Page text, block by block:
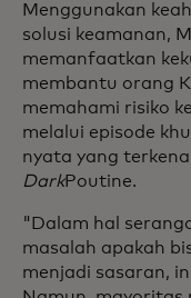
Menggunakan
solusi keamanan,
memanfaatkan
membantu orang
memahami risiko
melalui episode
nyata yang terkenal
DarkPoutine.
"Dalam hal
masalah apakah
menjadi sasaran,